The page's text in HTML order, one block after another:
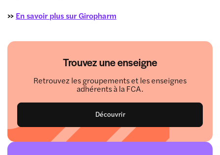
Trouvez une enseigne
Retrouvez les groupements et les enseignes
adhérents à la FCA.
Découvrir
>> En savoir plus sur Giropharm